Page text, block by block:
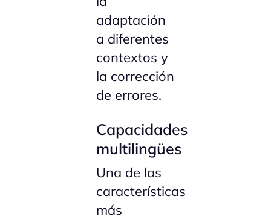
adaptación
a diferentes
contextos y
la corrección
de errores.
Capacidades
multilingües
Una de las
características
más